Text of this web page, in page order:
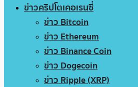
ข่าวคริปโตเคอเรนซี่
ข่าว Bitcoin
ข่าว Ethereum
ข่าว Binance Coin
ข่าว Dogecoin
ข่าว Ripple (XRP)